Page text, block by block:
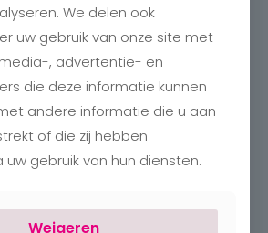
Contact
Charlotte
Romboutstraat 24
B-3740 Bilzen
We delen ook
uw gebruik van onze site met
, advertentie- en
die deze informatie kunnen
andere informatie die u aan
of die zij hebben
uw gebruik van hun diensten.
Weigeren